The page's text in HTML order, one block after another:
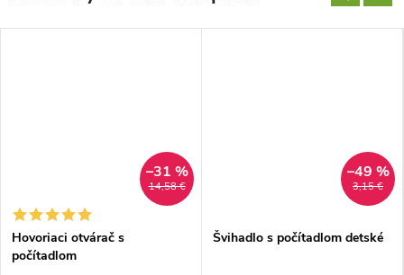
14,58 €
–31 %
Hovoriaci otvárač s
počítadlom
3,15 €
–49 %
Švihadlo s počítadlom detské